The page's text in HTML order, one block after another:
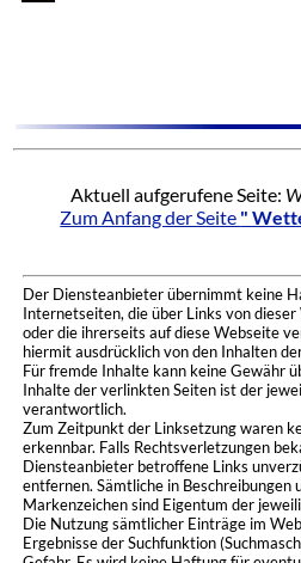
Aktuell aufgerufene Seite:
Zum Anfang der Seite "
Der Diensteanbieter übernimmt keine
Internetseiten, die über Links von
oder die ihrerseits auf diese Webseite
hiermit ausdrücklich von den Inhalten
Für fremde Inhalte kann keine Gewähr
Inhalte der verlinkten Seiten ist der
verantwortlich.
Zum Zeitpunkt der Linksetzung waren
erkennbar. Falls Rechtsverletzungen
Diensteanbieter betroffene Links
entfernen. Sämtliche in Beschreibungen
Markenzeichen sind Eigentum der
Die Nutzung sämtlicher Einträge im
Ergebnisse der Suchfunktion